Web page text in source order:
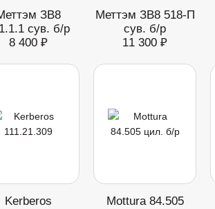
ЗВ8
сув. б/р
8 400 ₽
Меттэм ЗВ8 518-П
сув. б/р
11 300 ₽
Kerberos
Mottura 84.505